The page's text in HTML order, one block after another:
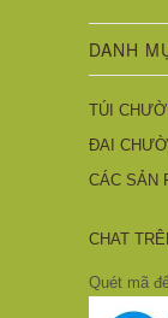
DANH
TÚI
ĐAI
CÁC SẢN
CHAT
Quét mã